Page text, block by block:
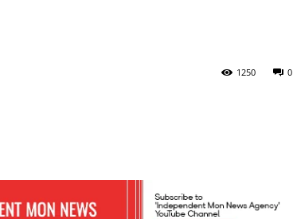
0
1250